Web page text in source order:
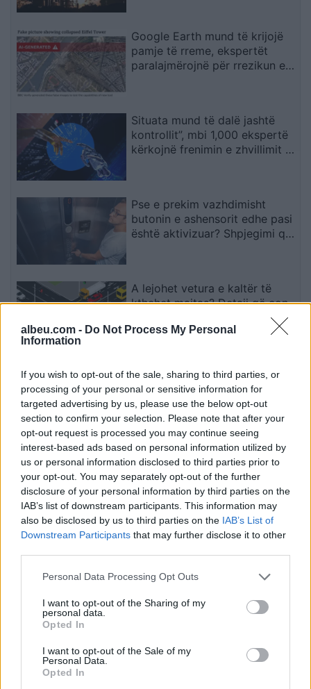
albeu.com - Do Not Process My Personal
Information
If you wish to opt-out of the sale, sharing to third parties, or
processing of your personal or sensitive information for
targeted advertising by us, please use the below opt-out
section to confirm your selection. Please note that after your
opt-out request is processed you may continue seeing
interest-based ads based on personal information utilized by
us or personal information disclosed to third parties prior to
your opt-out. You may separately opt-out of the further
disclosure of your personal information by third parties on the
IAB’s list of downstream participants. This information may
also be disclosed by us to third parties on the IAB’s List of
Downstream Participants that may further disclose it to other
Personal Data Processing Opt Outs
I want to opt-out of the Sharing of my
personal data.
Opted In
I want to opt-out of the Sale of my
Personal Data.
Opted In
Google Earth mund të krijojë
pamje të rreme, ekspertët
paralajmërojnë për rrezikun e
Situata mund të dalë jashtë
kontrollit”, mbi 1,000 ekspertë
kërkojnë frenimin e zhvillimit të
Pse e prekim vazhdimisht
butonin e ashensorit edhe pasi
është aktivizuar? Shpjegimi që
A lejohet vetura e kaltër të
kthehet majtas? Detaji që çon
Nga kujdestari i shkollës te
kuzhinierja në supermarket,
çfarë zbuloi pas shtatë
bisedash me të panjohur